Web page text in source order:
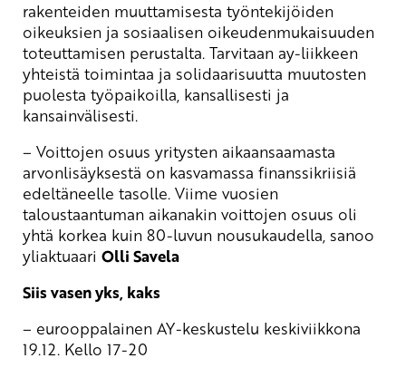
rakenteiden muuttamisesta työntekijöiden
oikeuksien ja sosiaalisen oikeudenmukaisuuden
toteuttamisen perustalta. Tarvitaan ay-liikkeen
yhteistä toimintaa ja solidaarisuutta muutosten
puolesta työpaikoilla, kansallisesti ja
kansainvälisesti.
– Voittojen osuus yritysten aikaansaamasta
arvonlisäyksestä on kasvamassa finanssikriisiä
edeltäneelle tasolle. Viime vuosien
taloustaantuman aikanakin voittojen osuus oli
yhtä korkea kuin 80-luvun nousukaudella, sanoo
yliaktuaari Olli Savela
Siis vasen yks, kaks
– eurooppalainen AY-keskustelu keskiviikkona
19.12. Kello 17-20